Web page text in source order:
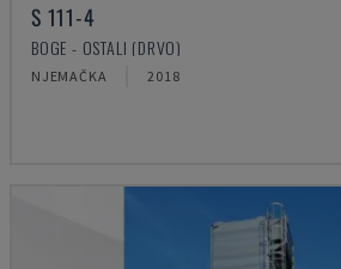
S 111-4
BOGE - OSTALI (DRVO)
NJEMAČKA 2018